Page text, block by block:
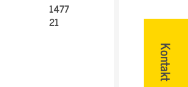
Kontakt
1477
21